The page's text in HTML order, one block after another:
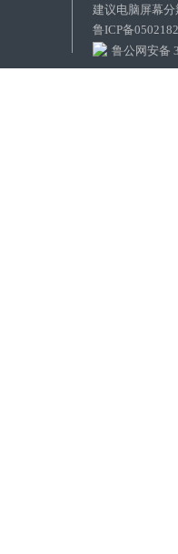
建议电脑屏幕
鲁ICP备
鲁公网安备